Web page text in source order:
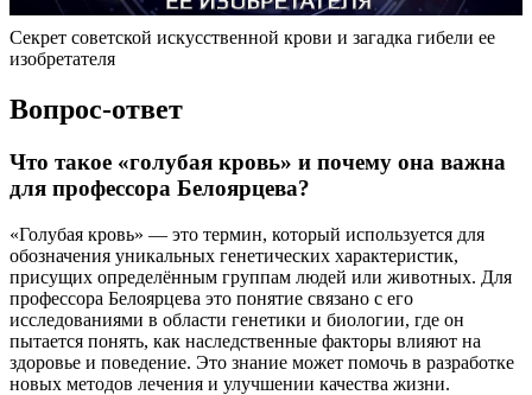
Секрет советской искусственной крови и загадка гибели ее
изобретателя
Вопрос-ответ
Что такое «голубая кровь» и почему она важна
для профессора Белоярцева?
«Голубая кровь» — это термин, который используется для
обозначения уникальных генетических характеристик,
присущих определённым группам людей или животных. Для
профессора Белоярцева это понятие связано с его
исследованиями в области генетики и биологии, где он
пытается понять, как наследственные факторы влияют на
здоровье и поведение. Это знание может помочь в разработке
новых методов лечения и улучшении качества жизни.